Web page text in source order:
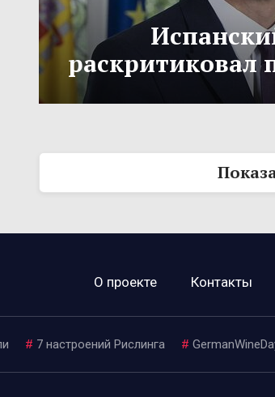
раскритиковал
О проекте Контакты
# 7 настроений Рислинга #